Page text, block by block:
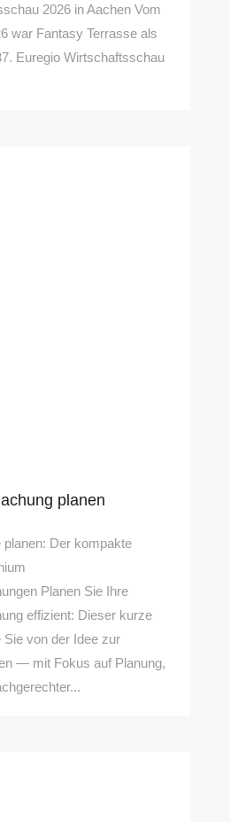
2026 in Aachen Vom
war Fantasy Terrasse als
Euregio Wirtschaftsschau
planen
Der kompakte
Planen Sie Ihre
effizient: Dieser kurze
von der Idee zur
— mit Fokus auf Planung,